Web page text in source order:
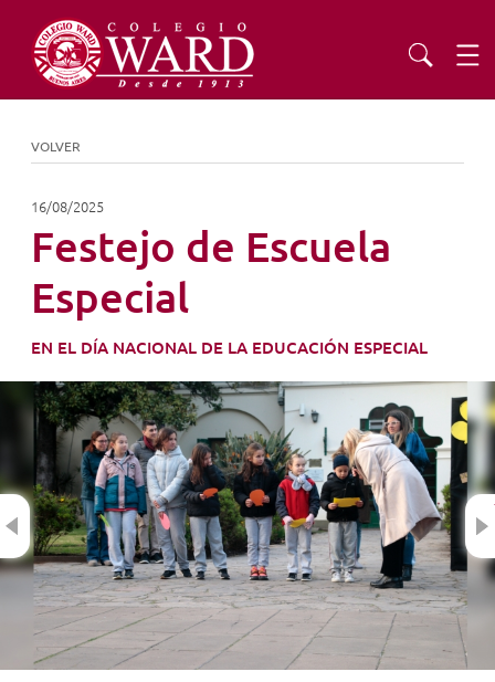
EXTENSIÓN
COMUNIDAD
AGENDA
NOVEDADES
TRABAJAR AQUÍ
VOLVER
16/08/2025
Festejo de Escuela
Especial
EN EL DÍA NACIONAL DE LA EDUCACIÓN ESPECIAL
Previous